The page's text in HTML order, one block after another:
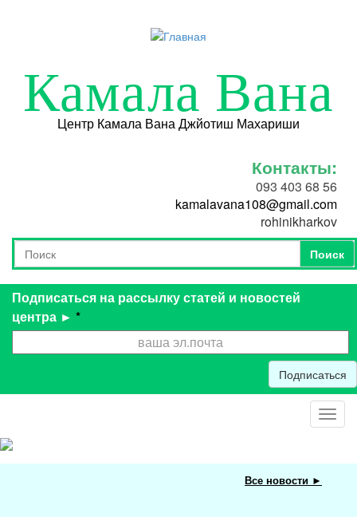
Камала Вана
Центр Камала Вана Джйотиш Махариши
Контакты:
093 403 68 56
kamalavana108@gmail.com
rohinikharkov
Форма поиска
Поиск
Поиск
Подписаться на рассылку статей и новостей
центра ► *
Подписаться
Все новости ►